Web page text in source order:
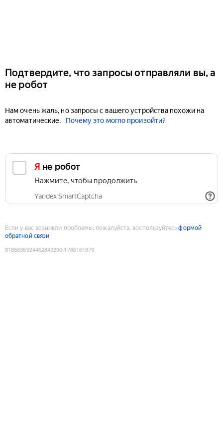
Подтвердите, что запросы отправляли вы, а
не робот
Нам очень жаль, но запросы с вашего устройства похожи на
автоматические.
Почему это могло произойти?
Я не робот
Нажмите, чтобы продолжить
Yandex SmartCaptcha
Если у вас возникли проблемы, пожалуйста, воспользуйтесьформой
обратной связи
9186836924462843290:1786161979